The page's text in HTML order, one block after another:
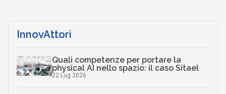
InnovAttori
Quali competenze per portare la
physical AI nello spazio: il caso Sitael
22 Lug 2026